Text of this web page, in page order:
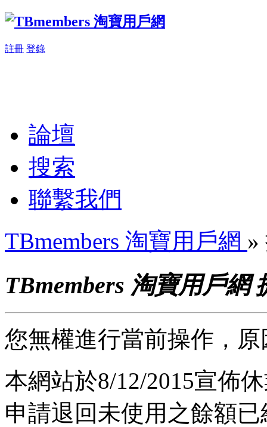
註冊 登錄
論壇
搜索
聯繫我們
TBmembers 淘寶用戶網 »
TBmembers 淘寶用戶網
您無權進行當前操作，
本網站於8/12/2015宣佈
申請退回未使用之餘額